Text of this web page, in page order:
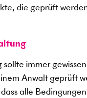
die geprüft
sollte immer
Anwalt geprüft
alle